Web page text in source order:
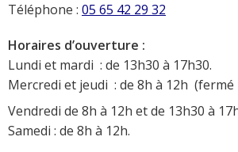
Téléphone : 05 65 42 29 32
Horaires d’ouverture :
Lundi et mardi : de 13h30 à 17h30.
Mercredi et jeudi : de 8h à 12h (fermé
Vendredi de 8h à 12h et de 13h30 à
Samedi : de 8h à 12h.